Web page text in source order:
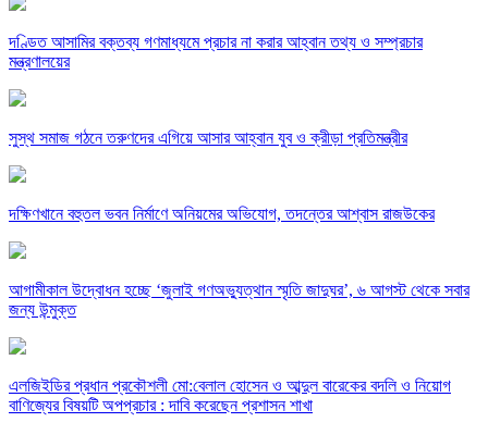
দণ্ডিত আসামির বক্তব্য গণমাধ্যমে প্রচার না করার আহ্বান তথ্য ও সম্প্রচার
মন্ত্রণালয়ের
সুস্থ সমাজ গঠনে তরুণদের এগিয়ে আসার আহ্বান যুব ও ক্রীড়া প্রতিমন্ত্রীর
দক্ষিণখানে বহুতল ভবন নির্মাণে অনিয়মের অভিযোগ, তদন্তের আশ্বাস রাজউকের
আগামীকাল উদ্বোধন হচ্ছে ‘জুলাই গণঅভ্যুত্থান স্মৃতি জাদুঘর’, ৬ আগস্ট থেকে সবার
জন্য উন্মুক্ত
এলজিইডির প্রধান প্রকৌশলী মো:বেলাল হোসেন ও আব্দুল বারেকের বদলি ও নিয়োগ
বাণিজ্যের বিষয়টি অপপ্রচার : দাবি করেছেন প্রশাসন শাখা